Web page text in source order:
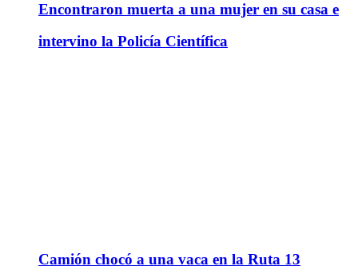
Encontraron muerta a una mujer en su casa e
intervino la Policía Científica
Camión chocó a una vaca en la Ruta 13